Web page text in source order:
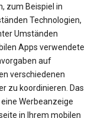
zum Beispiel in
Technologien,
Umständen
Apps verwendete
auf
verschiedenen
zu koordinieren. Das
Werbeanzeige
in Ihrem mobilen